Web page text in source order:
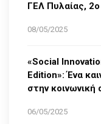
ΓΕΛ Πυλαίας,
08/05/2025
«Social
Edition»: Ένα
στην κοινωνική
06/05/2025